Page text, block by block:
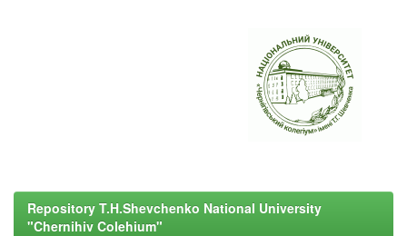
Repository T.H.Shevchenko National University
"Chernihiv Colehium"